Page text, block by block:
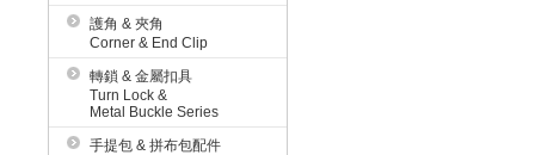
護角 & 夾角
Corner & End Clip
轉鎖 & 金屬扣具
Turn Lock &
Metal Buckle Series
手提包 & 拼布包配件